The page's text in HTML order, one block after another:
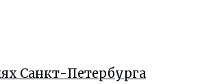
Санкт-Петербурга